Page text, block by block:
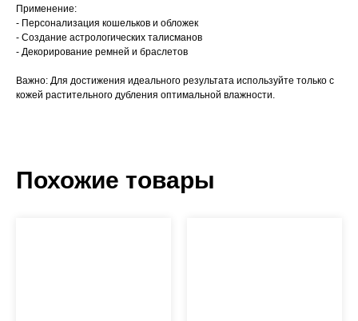
Применение:
- Персонализация кошельков и обложек
- Создание астрологических талисманов
- Декорирование ремней и браслетов
Важно: Для достижения идеального результата используйте только с
кожей растительного дубления оптимальной влажности.
Похожие товары